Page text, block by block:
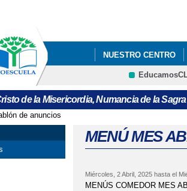
NUESTRO CENTRO
CURSO 2023-2024
LISTADO DE LIBROS
LISTADO LIBROS
MENÚS DICIEMBRE
de la Misericordia, Numancia de la
usted aquí
de anuncios
MENÚ MES
Miércoles, 2 Abril, 2025hasta el
MENÚS COMEDOR MES